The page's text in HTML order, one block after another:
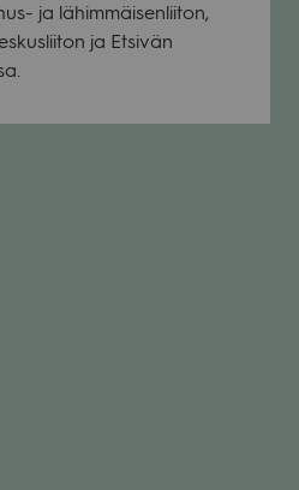
ja lähim­mäi­sen­lii­ton,
ja Etsi­vän